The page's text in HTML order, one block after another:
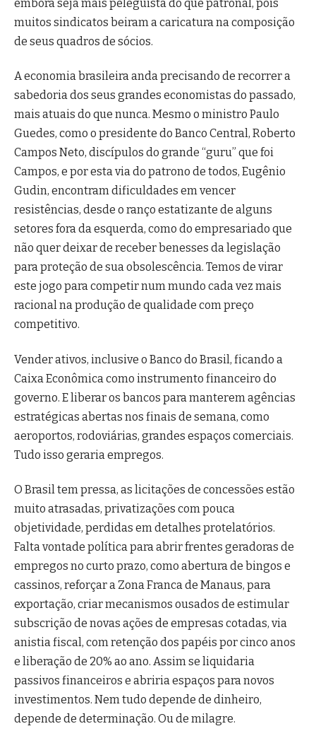
embora seja mais peleguista do que patronal, pois
muitos sindicatos beiram a caricatura na composição
de seus quadros de sócios.
A economia brasileira anda precisando de recorrer a
sabedoria dos seus grandes economistas do passado,
mais atuais do que nunca. Mesmo o ministro Paulo
Guedes, como o presidente do Banco Central, Roberto
Campos Neto, discípulos do grande “guru” que foi
Campos, e por esta via do patrono de todos, Eugênio
Gudin, encontram dificuldades em vencer
resistências, desde o ranço estatizante de alguns
setores fora da esquerda, como do empresariado que
não quer deixar de receber benesses da legislação
para proteção de sua obsolescência. Temos de virar
este jogo para competir num mundo cada vez mais
racional na produção de qualidade com preço
competitivo.
Vender ativos, inclusive o Banco do Brasil, ficando a
Caixa Econômica como instrumento financeiro do
governo. E liberar os bancos para manterem agências
estratégicas abertas nos finais de semana, como
aeroportos, rodoviárias, grandes espaços comerciais.
Tudo isso geraria empregos.
O Brasil tem pressa, as licitações de concessões estão
muito atrasadas, privatizações com pouca
objetividade, perdidas em detalhes protelatórios.
Falta vontade política para abrir frentes geradoras de
empregos no curto prazo, como abertura de bingos e
cassinos, reforçar a Zona Franca de Manaus, para
exportação, criar mecanismos ousados de estimular
subscrição de novas ações de empresas cotadas, via
anistia fiscal, com retenção dos papéis por cinco anos
e liberação de 20% ao ano. Assim se liquidaria
passivos financeiros e abriria espaços para novos
investimentos. Nem tudo depende de dinheiro,
depende de determinação. Ou de milagre.